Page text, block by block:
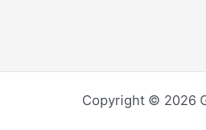
Copyright © 2026